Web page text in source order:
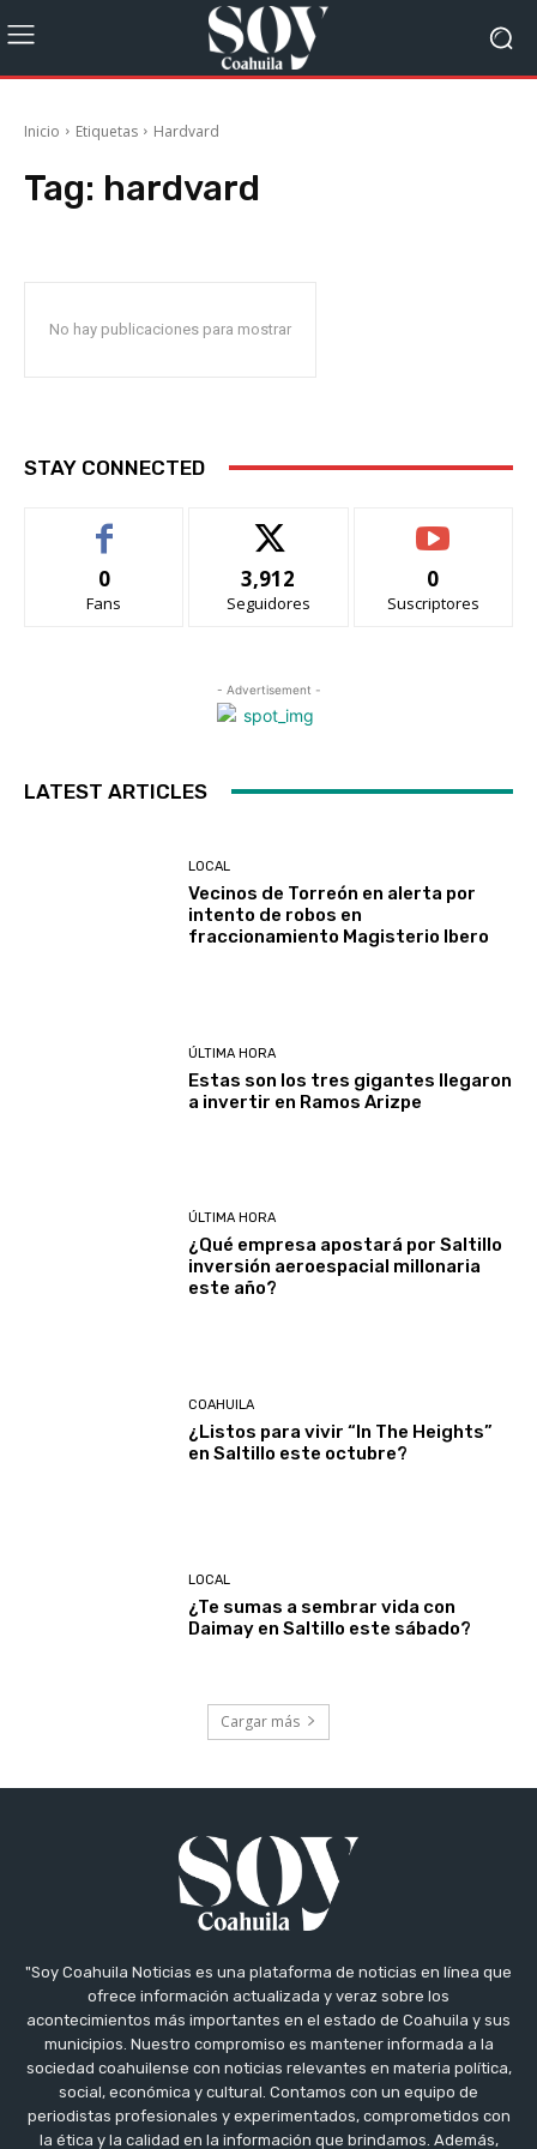
Inicio Etiquetas Hardvard
Tag: hardvard
No hay publicaciones para mostrar
STAY CONNECTED
0
Fans
3,912
Seguidores
0
Suscriptores
- Advertisement -
LATEST ARTICLES
LOCAL
Vecinos de Torreón en alerta por
intento de robos en
fraccionamiento Magisterio Ibero
ÚLTIMA HORA
Estas son los tres gigantes llegaron
a invertir en Ramos Arizpe
ÚLTIMA HORA
¿Qué empresa apostará por Saltillo
inversión aeroespacial millonaria
este año?
COAHUILA
¿Listos para vivir “In The Heights”
en Saltillo este octubre?
LOCAL
¿Te sumas a sembrar vida con
Daimay en Saltillo este sábado?
Cargar más
"Soy Coahuila Noticias es una plataforma de noticias en línea que
ofrece información actualizada y veraz sobre los
acontecimientos más importantes en el estado de Coahuila y sus
municipios. Nuestro compromiso es mantener informada a la
sociedad coahuilense con noticias relevantes en materia política,
social, económica y cultural. Contamos con un equipo de
periodistas profesionales y experimentados, comprometidos con
la ética y la calidad en la información que brindamos. Además,